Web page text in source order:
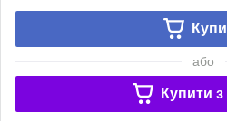
або
Купити з